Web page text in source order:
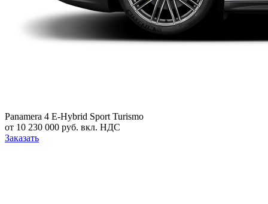
Panamera 4 E-Hybrid Sport Turismo
от 10 230 000 руб. вкл. НДС
Заказать